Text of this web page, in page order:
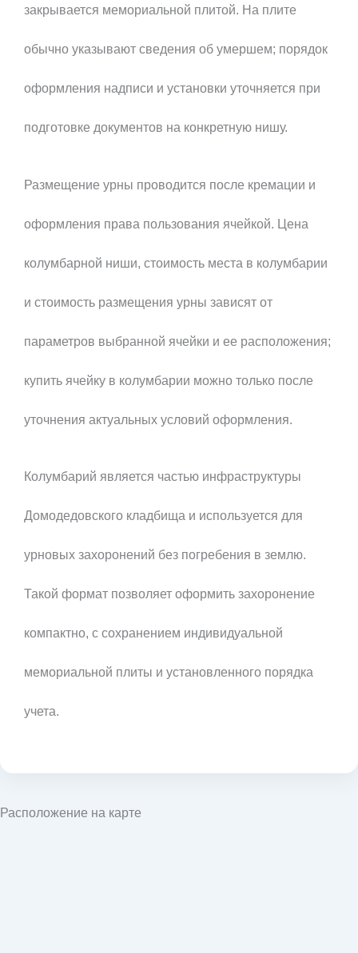
закрывается мемориальной плитой. На плите
обычно указывают сведения об умершем; порядок
оформления надписи и установки уточняется при
подготовке документов на конкретную нишу.
Размещение урны проводится после кремации и
оформления права пользования ячейкой. Цена
колумбарной ниши, стоимость места в колумбарии
и стоимость размещения урны зависят от
параметров выбранной ячейки и ее расположения;
купить ячейку в колумбарии можно только после
уточнения актуальных условий оформления.
Колумбарий является частью инфраструктуры
Домодедовского кладбища и используется для
урновых захоронений без погребения в землю.
Такой формат позволяет оформить захоронение
компактно, с сохранением индивидуальной
мемориальной плиты и установленного порядка
учета.
Расположение на карте